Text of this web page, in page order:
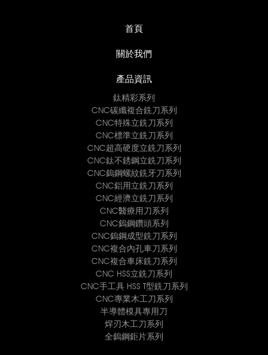
首頁
關於我們
產品資訊
鈦精彩系列
CNC碳纖複合銑刀系列
CNC特殊立銑刀系列
CNC標準立銑刀系列
CNC超高硬度立銑刀系列
CNC鈦不銹鋼立銑刀系列
CNC鎢鋼螺紋銑牙刀系列
CNC鋁用立銑刀系列
CNC經濟立銑刀系列
CNC醫療用刀系列
CNC鎢鋼鑽頭系列
CNC鎢鋼成型銑刀系列
CNC複合內孔車刀系列
CNC複合車床銑刀系列
CNC HSS立銑刀系列
CNC手工具 HSS T型銑刀系列
CNC專業木工刀系列
半導體模具專用刀
焊刃木工刀系列
全鎢鋼鉅片系列